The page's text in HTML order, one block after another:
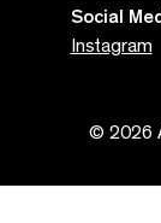
Social
Instagram
© 2026